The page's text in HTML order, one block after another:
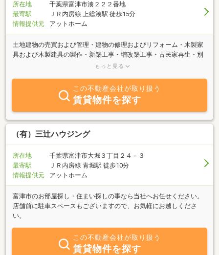
所在地
千葉県富津市湊２２２番地
最寄駅
ＪＲ内房線 上総湊駅 徒歩15分
情報提供元
アットホーム
土地建物の売買および管理・建物の修理およびリフォーム・木製家
具および木製建具の製作・新築工事・増改築工事・古民家再生・別
荘有効活用・不動産の買取りの他、貸別荘の運営と管理を行ってお
土地の選定および建物の設計または建物の改装・外構工事・設備の
企画・備品調達・消防および保健所の申請を経て運営並びに管理ま
でのご助言ができますので、是非お役立て下さい。その他詳細は弊
社ホームページをご覧下さいませ。【建設業併設】建設業許可：千
葉県知事（般ｰ7）第57975号【グループ会社】からめんやMARU（富
津市小久保）
もっと見る
この不動産会社が取り扱う
賃貸物件を探す
（有）三辻ハウジング
所在地
千葉県富津市大堀３丁目２４－３
最寄駅
ＪＲ内房線 青堀駅 徒歩10分
情報提供元
アットホーム
富津市のお部屋探し・住まい探しの事なら当社へお任せください。
店舗前に駐車スペースもございますので、お気軽にお越しくださ
い。
この不動産会社が取り扱う
賃貸物件を探す